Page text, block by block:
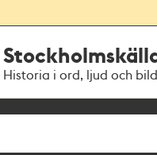
Historia i ord, ljud och bild